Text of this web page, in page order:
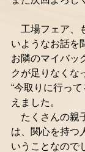
工場フェア、
いようなお話を
お隣のマイバッ
クが足りなくな
“今取りに行っ
えました。
たくさんの親
は、関心を持つ
いうことなので